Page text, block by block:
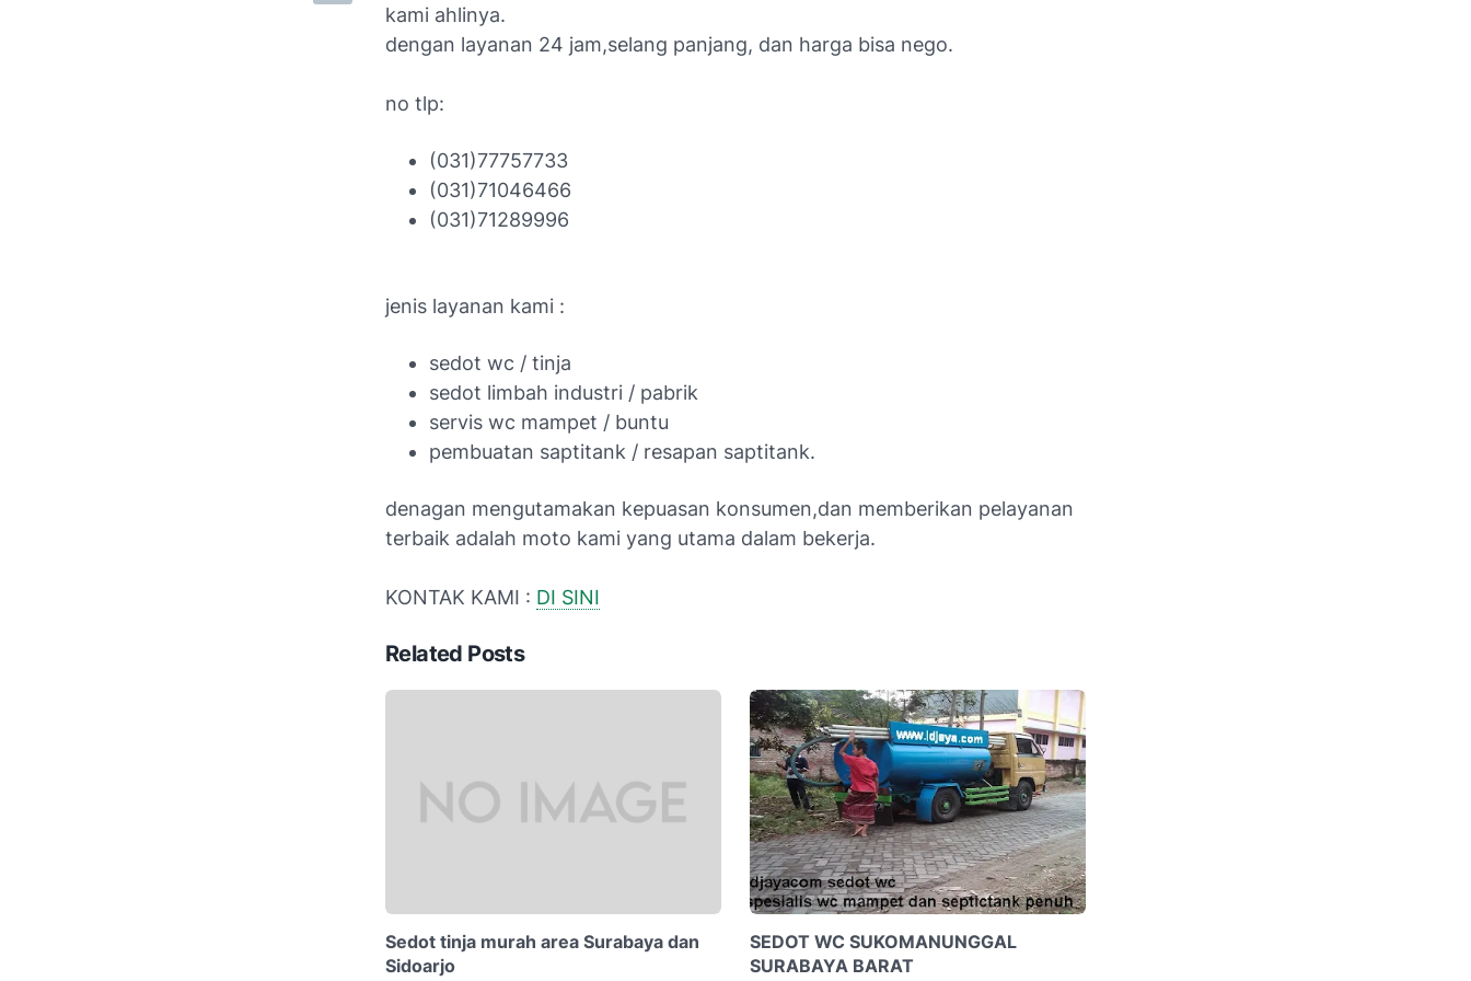
kami ahlinya.
dengan layanan 24 jam,selang panjang, dan harga bisa nego.
no tlp:
(031)77757733
(031)71046466
(031)71289996
jenis layanan kami :
sedot wc / tinja
sedot limbah industri / pabrik
servis wc mampet / buntu
pembuatan saptitank / resapan saptitank.
denagan mengutamakan kepuasan konsumen,dan memberikan pelayanan
terbaik adalah moto kami yang utama dalam bekerja.
KONTAK KAMI : DI SINI
Related Posts
Sedot tinja murah area Surabaya dan
Sidoarjo
SEDOT WC SUKOMANUNGGAL
SURABAYA BARAT